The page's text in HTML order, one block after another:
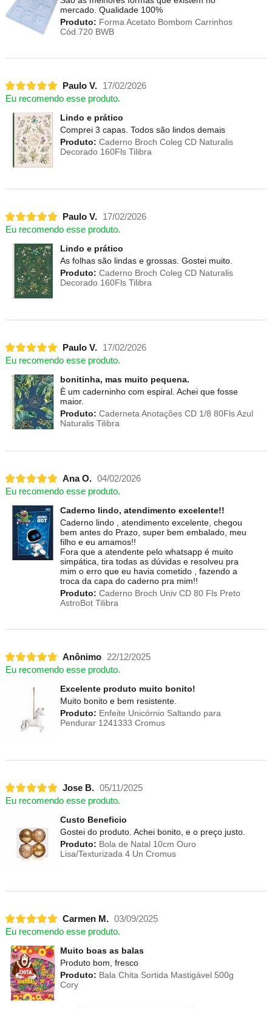
mercado. Qualidade 100%
Produto: Forma Acetato Bombom Carrinhos
Cód.720 BWB
Paulo V.
17/02/2026
Eu recomendo esse produto.
Lindo e prático
Comprei 3 capas. Todos são lindos demais
Produto: Caderno Broch Coleg CD Naturalis
Decorado 160Fls Tilibra
Paulo V.
17/02/2026
Eu recomendo esse produto.
Lindo e prático
As folhas são lindas e grossas. Gostei muito.
Produto: Caderno Broch Coleg CD Naturalis
Decorado 160Fls Tilibra
Paulo V.
17/02/2026
Eu recomendo esse produto.
bonitinha, mas muito pequena.
È um caderninho com espiral. Achei que fosse
maior.
Produto: Caderneta Anotações CD 1/8 80Fls Azul
Naturalis Tilibra
Ana O. 04/02/2026
Eu recomendo esse produto.
Caderno lindo, atendimento excelente!!
Caderno lindo , atendimento excelente, chegou
bem antes do Prazo, super bem embalado, meu
filho e eu amamos!!
Fora que a atendente pelo whatsapp é muito
simpática, tira todas as dúvidas e resolveu pra
mim o erro que eu havia cometido , fazendo a
troca da capa do caderno pra mim!!
Produto: Caderno Broch Univ CD 80 Fls Preto
AstroBot Tilibra
Anônimo
22/12/2025
Eu recomendo esse produto.
Excelente produto muito bonito!
Muito bonito e bem resistente.
Produto: Enfeite Unicórnio Saltando para
Pendurar 1241333 Cromus
Jose B. 05/11/2025
Eu recomendo esse produto.
Custo Beneficio
Gostei do produto. Achei bonito, e o preço justo.
Produto: Bola de Natal 10cm Ouro
Lisa/Texturizada 4 Un Cromus
Carmen M. 03/09/2025
Eu recomendo esse produto.
Muito boas as balas
Produto bom, fresco
Produto: Bala Chita Sortida Mastigável 500g
Cory